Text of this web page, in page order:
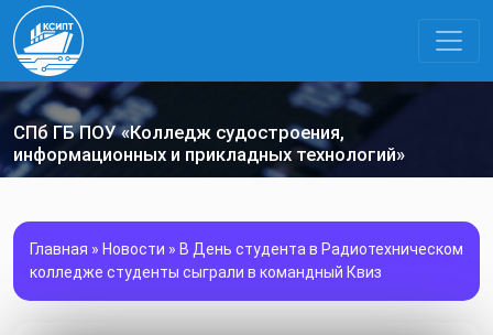
СПб ГБ ПОУ «Колледж судостроения,
информационных и прикладных технологий»
Главная » Новости » В День студента в Радиотехническом
колледже студенты сыграли в командный Квиз